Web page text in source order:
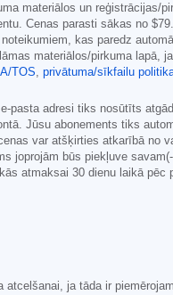
materiālos un reģistrācijas/
Cenas parasti sākas no
kas paredz
materiālos/pirkuma lapā,
TOS, privātuma/sīkfailu
pasta adresi tiks nosūtīts
Jūsu abonements tiks
var atšķirties atkarībā no
joprojām būs piekļuve
atmaksai 30 dienu laikā pēc
ja tāda ir